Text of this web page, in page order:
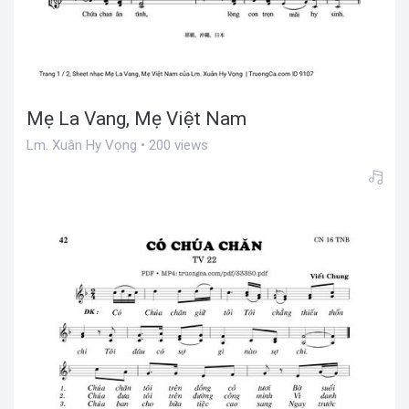
Mẹ La Vang, Mẹ Việt Nam
Lm. Xuân Hy Vọng • 200 views